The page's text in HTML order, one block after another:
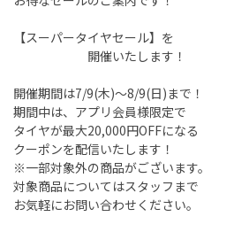
【スーパータイヤセール】を
開催いたします！
開催期間は7/9(木)～8/9(日)まで！
期間中は、アプリ会員様限定で
タイヤが最大20,000円OFFになる
クーポンを配信いたします！
※一部対象外の商品がございます。
対象商品についてはスタッフまで
お気軽にお問い合わせください。